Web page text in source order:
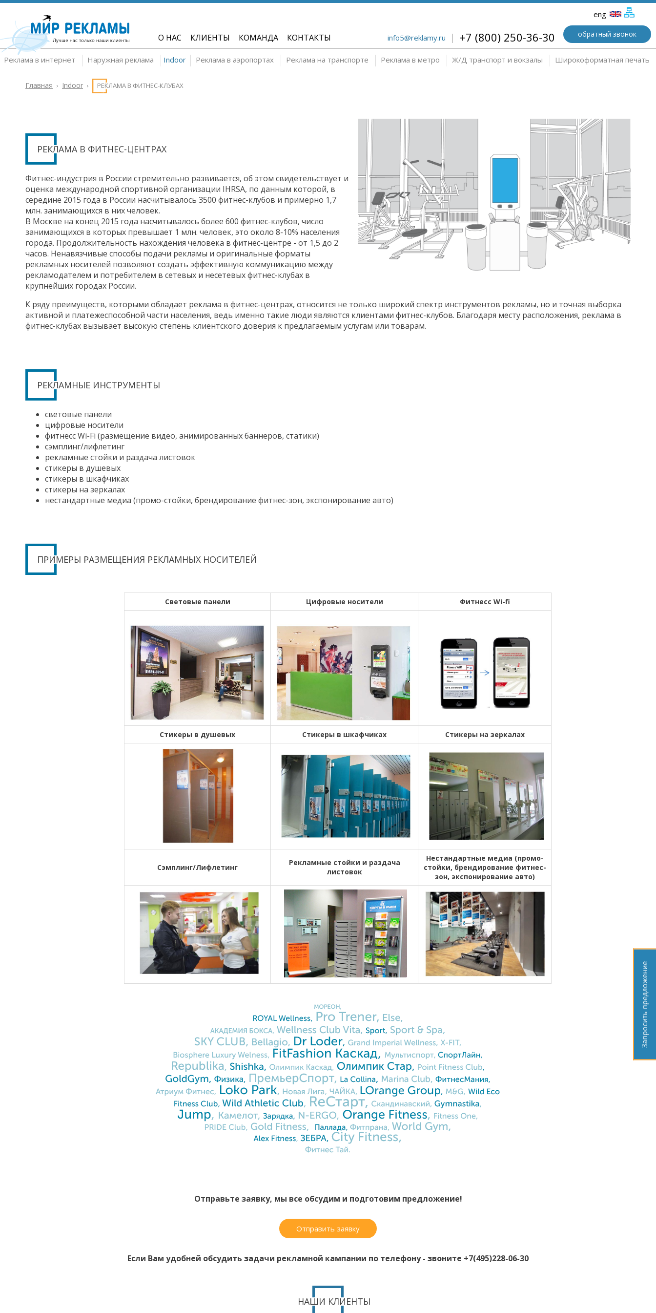
О НАС КЛИЕНТЫ КОМАНДА КОНТАКТЫ
eng
обратный звонок
+7 (800) 250-36-30
info5@reklamy.ru
Реклама в интернет Наружная реклама Indoor Реклама в аэропортах Реклама на транспорте Реклама в метро Ж/Д транспорт и вокзалы Широкоформатная печать
Главная Indoor РЕКЛАМА В ФИТНЕС-КЛУБАХ
РЕКЛАМА В ФИТНЕС-ЦЕНТРАХ
Фитнес-индустрия в России стремительно развивается, об этом свидетельствует и
оценка международной спортивной организации IHRSA, по данным которой, в
середине 2015 года в России насчитывалось 3500 фитнес-клубов и примерно 1,7
млн. занимающихся в них человек.
В Москве на конец 2015 года насчитывалось более 600 фитнес-клубов, число
занимающихся в которых превышает 1 млн. человек, это около 8-10% населения
города. Продолжительность нахождения человека в фитнес-центре - от 1,5 до 2
часов. Ненавязчивые способы подачи рекламы и оригинальные форматы
рекламных носителей позволяют создать эффективную коммуникацию между
рекламодателем и потребителем в сетевых и несетевых фитнес-клубах в
крупнейших городах России.
К ряду преимуществ, которыми обладает реклама в фитнес-центрах, относится не только широкий спектр инструментов рекламы, но и точная выборка
активной и платежеспособной части населения, ведь именно такие люди являются клиентами фитнес-клубов. Благодаря месту расположения, реклама в
фитнес-клубах вызывает высокую степень клиентского доверия к предлагаемым услугам или товарам.
РЕКЛАМНЫЕ ИНСТРУМЕНТЫ
световые панели
цифровые носители
фитнесс Wi-Fi (размещение видео, анимированных баннеров, статики)
сэмплинг/лифлетинг
рекламные стойки и раздача листовок
стикеры в душевых
стикеры в шкафчиках
стикеры на зеркалах
нестандартные медиа (промо-стойки, брендирование фитнес-зон, экспонирование авто)
ПРИМЕРЫ РАЗМЕЩЕНИЯ РЕКЛАМНЫХ НОСИТЕЛЕЙ
Световые панели Цифровые носители Фитнесс Wi-fi
Стикеры в душевых Стикеры в шкафчиках Стикеры на зеркалах
Сэмплинг/Лифлетинг
Рекламные стойки и раздача
листовок
Нестандартные медиа (промо-
стойки, брендирование фитнес-
зон, экспонирование авто)
Отправьте заявку, мы все обсудим и подготовим предложение!
Отправить заявку
Если Вам удобней обсудить задачи рекламной кампании по телефону - звоните +7(495)228-06-30
НАШИ КЛИЕНТЫ